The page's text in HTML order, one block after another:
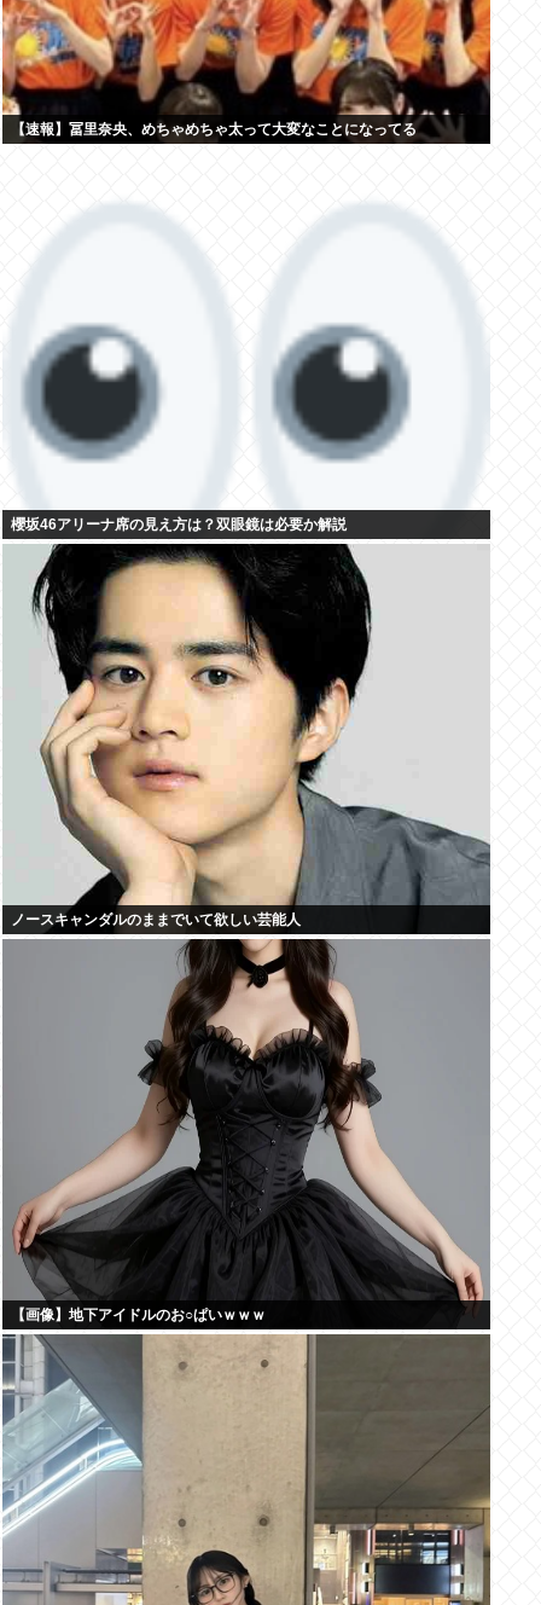
【速報】冨里奈央、めちゃめちゃ太って大変なことになってる
櫻坂46アリーナ席の見え方は？双眼鏡は必要か解説
ノースキャンダルのままでいて欲しい芸能人
【画像】地下アイドルのお○ぱいｗｗｗ